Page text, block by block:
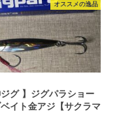
オススメの逸品
ジグ 】ジグパラショー
ベイト金アジ【サクラマ